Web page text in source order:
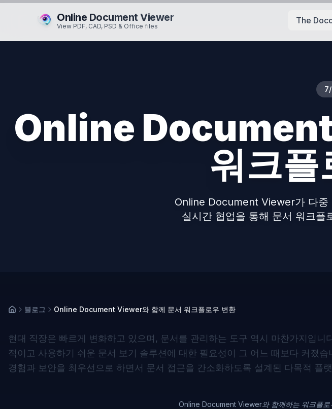
Online Document Viewer
View PDF, CAD, PSD & Office files
The
Online
워크플
Online Document Viewer가 다중
실시간 협업을 통해 문서 워크플
블로그 Online Document Viewer와 함께 문서 워크플로우 변환
현대 직장은 빠르게 변화하고 있으며, 문서를 관리하는 도구 역시 마찬가지입니
적이고 사용하기 쉬운 문서 보기 솔루션에 대한 필요성이 그 어느 때보다 커졌습
경험과 보안을 최우선으로 하면서 문서 접근을 간소화하도록 설계된 다목적 플
Online Document Viewer와 함께하는 워크플로